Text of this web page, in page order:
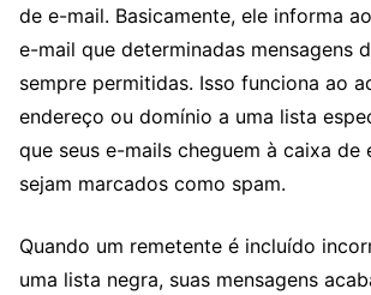
de e-mail. Basicamente, ele informa
e-mail que determinadas mensagens
sempre permitidas. Isso funciona ao
endereço ou domínio a uma lista
que seus e-mails cheguem à caixa de
sejam marcados como spam.
Quando um remetente é incluído
uma lista negra, suas mensagens